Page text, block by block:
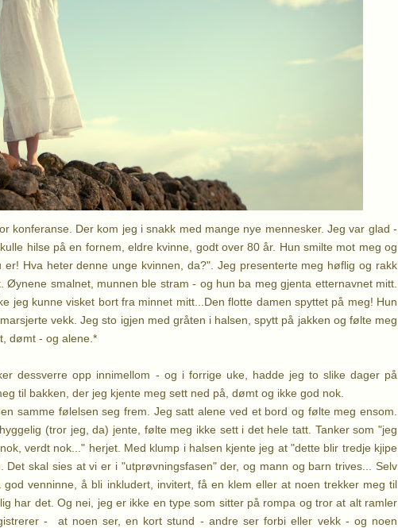
konferanse. Der kom jeg i snakk med mange nye mennesker. Jeg var glad -
hilse på en fornem, eldre kvinne, godt over 80 år. Hun smilte mot meg og
Hva heter denne unge kvinnen, da?". Jeg presenterte meg høflig og rakk
Øynene smalnet, munnen ble stram - og hun ba meg gjenta etternavnet mitt.
jeg kunne visket bort fra minnet mitt...Den flotte damen spyttet på meg! Hun
vekk. Jeg sto igjen med gråten i halsen, spytt på jakken og følte meg
dømt - og alene.*
dessverre opp innimellom - og i forrige uke, hadde jeg to slike dager på
til bakken, der jeg kjente meg sett ned på, dømt og ikke god nok.
samme følelsen seg frem. Jeg satt alene ved et bord og følte meg ensom.
(tror jeg, da) jente, følte meg ikke sett i det hele tatt. Tanker som "jeg
verdt nok..." herjet. Med klump i halsen kjente jeg at "dette blir tredje kjipe
Det skal sies at vi er i "utprøvningsfasen" der, og mann og barn trives... Selv
venninne, å bli inkludert, invitert, få en klem eller at noen trekker meg til
har det. Og nei, jeg er ikke en type som sitter på rompa og tror at alt ramler
- at noen ser, en kort stund - andre ser forbi eller vekk - og noen